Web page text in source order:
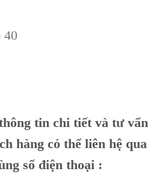
40
tin chi tiết và tư vấn
hàng có thể liên hệ qua
số điện thoại :